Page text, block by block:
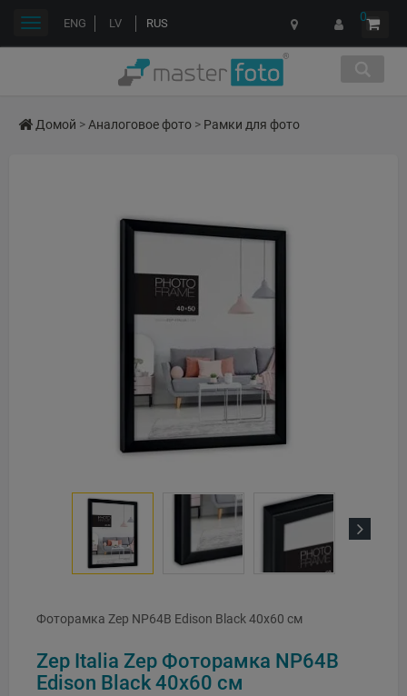
ENG LV RUS 0
Переключить
Домой >Аналоговое фото > Рамки для фото
Фоторамка Zep NP64B Edison Black 40x60 см
Zep Italia Zep Фоторамка NP64B
Edison Black 40x60 см